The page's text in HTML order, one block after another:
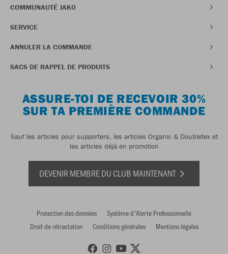
COMMUNAUTÉ JAKO
SERVICE
ANNULER LA COMMANDE
SACS DE RAPPEL DE PRODUITS
ASSURE-TOI DE RECEVOIR 30%
SUR TA PREMIÈRE COMMANDE
Sauf les articles pour supporters, les articles Organic & Doubletex et
les articles déjà en promotion
DEVENIR MEMBRE DU CLUB MAINTENANT
Protection des données
Système d'Alerte Professionnelle
Droit de rétractation
Conditions générales Mentions légales